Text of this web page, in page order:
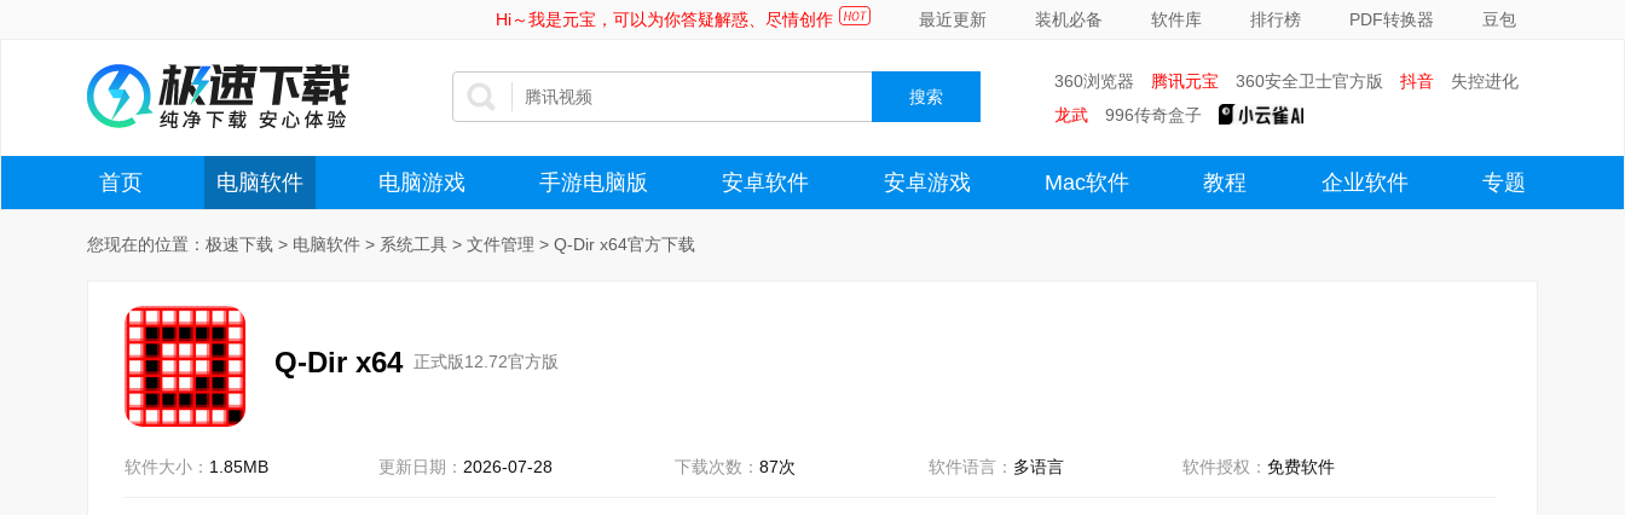
Hi～我是元宝，可以为你答疑解惑、尽情创作 最近更新 装机必备 软件库 排行榜 PDF转换器 豆包
360浏览器 腾讯元宝 360安全卫士官方版 抖音
失控进化
龙武
996传奇盒子
首页 电脑软件 电脑游戏 手游电脑版 安卓软件 安卓游戏 Mac软件 教程 企业软件 专题
您现在的位置： 极速下载 > 电脑软件 > 系统工具 > 文件管理 > Q-Dir x64官方下载
Q-Dir x64 正式版12.72官方版
软件大小： 1.85MB 更新日期： 2026-07-28 下载次数： 87次 软件语言： 多语言 软件授权： 免费软件